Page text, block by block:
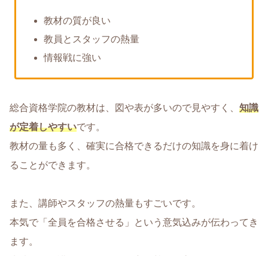
教材の質が良い
教員とスタッフの熱量
情報戦に強い
総合資格学院の教材は、図や表が多いので見やすく、 知識
が定着しやすいです。
教材の量も多く、確実に合格できるだけの知識を身に着け
ることができます。
また、講師やスタッフの熱量もすごいです。
本気で「全員を合格させる」という意気込みが伝わってき
ます。